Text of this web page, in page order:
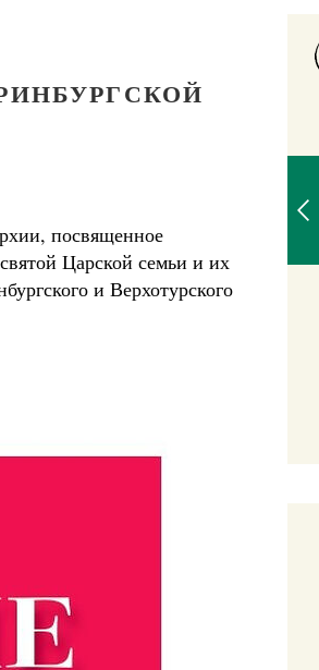
посвященное
Царской семьи и их
и Верхотурского